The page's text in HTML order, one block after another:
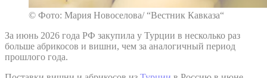
© Фото: Мария Новоселова/ “Вестник Кавказа“
За июнь 2026 года РФ закупила у Турции в несколько раз
больше абрикосов и вишни, чем за аналогичный период
прошлого года.